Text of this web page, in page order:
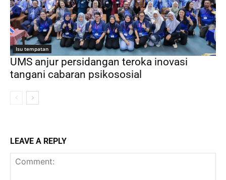
Isu tempatan
UMS anjur persidangan teroka inovasi
tangani cabaran psikososial
LEAVE A REPLY